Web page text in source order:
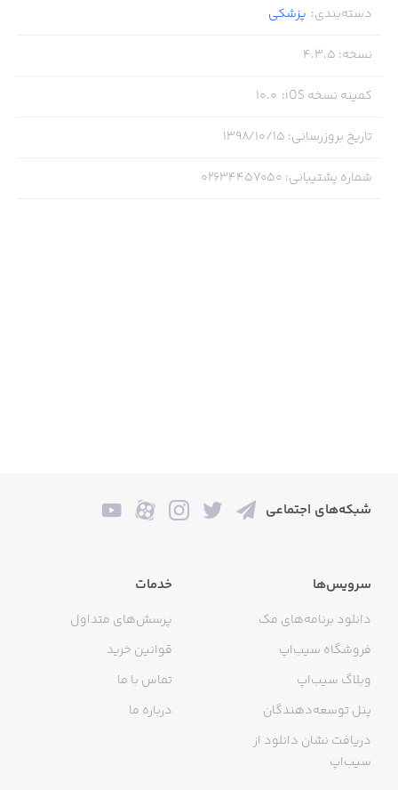
دسته‌بندی: پزشکی
نسخه:
4.3.5
کمینه نسخه iOS :
10.0
تاریخ بروزرسانی: ۱۳۹۸/۱۰/۱۵
شماره پشتیبانی:
02634457050
شبکه‌های اجتماعی
سرویس‌ها
دانلود برنامه‌های مک
فروشگاه سیب‌اپ
وبلاگ سیب‌اپ
پنل توسعه‌دهندگان
دریافت نشان دانلود از
سیب‌اپ
خدمات
پرسش‌های متداول
قوانین خرید
تماس با ما
درباره ما